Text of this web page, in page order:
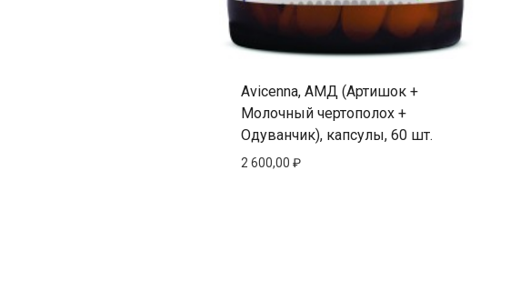
Avicenna, АМД (Артишок +
Молочный чертополох +
Одуванчик), капсулы, 60 шт.
2 600,00 ₽